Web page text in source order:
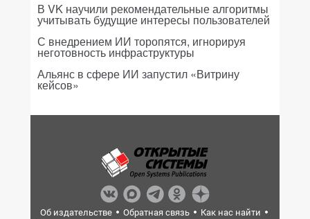
В VK научили рекомендательные алгоритмы
учитывать будущие интересы пользователей
С внедрением ИИ торопятся, игнорируя
неготовность инфраструктуры
Альянс в сфере ИИ запустил «Витрину
кейсов»
Об издательстве Обратная связь
Как нас найти